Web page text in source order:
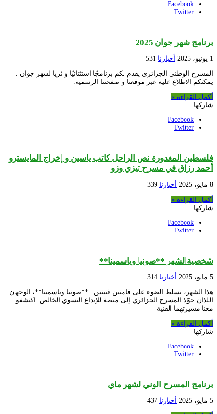
Facebook
Twitter
برنامج شهر جوان 2025
1 يونيو، 2025 أخبارنا 531
المسرح الوطني الجزائري يقدم لكم برنامجًا استثنائيًا و ثريا لشهر جوان .
يمكنكم الاطلاع عليه عبر موقعنا و صفحتنا الرسمية.
أكمل القراءة »
شاركها
Facebook
Twitter
فلسطين المغدورة نص الراحل كاتب ياسين و إخراج المايسترو
أحمد رزاق في مسرح تيزي وزو
8 مايو، 2025 أخبارنا 339
أكمل القراءة »
شاركها
Facebook
Twitter
شخصيةالشهر **صونيا وياسمينا**
5 مايو، 2025 أخبارنا 314
هذا الشهر، نسلط الضوء على قامتين فنيتين : **صونيا وياسمينا**، الوجهان
اللذان حوّلا المسرح الجزائري إلى منصة للإبداع النسوي الخالص. اكتشفوا
معنا مسيرتهما الفنية
أكمل القراءة »
شاركها
Facebook
Twitter
برنامج المسرح الوني لشهر ماي
5 مايو، 2025 أخبارنا 437